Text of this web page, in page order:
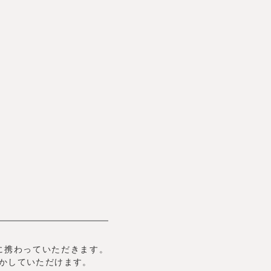
わっていただきます。
していただけます。